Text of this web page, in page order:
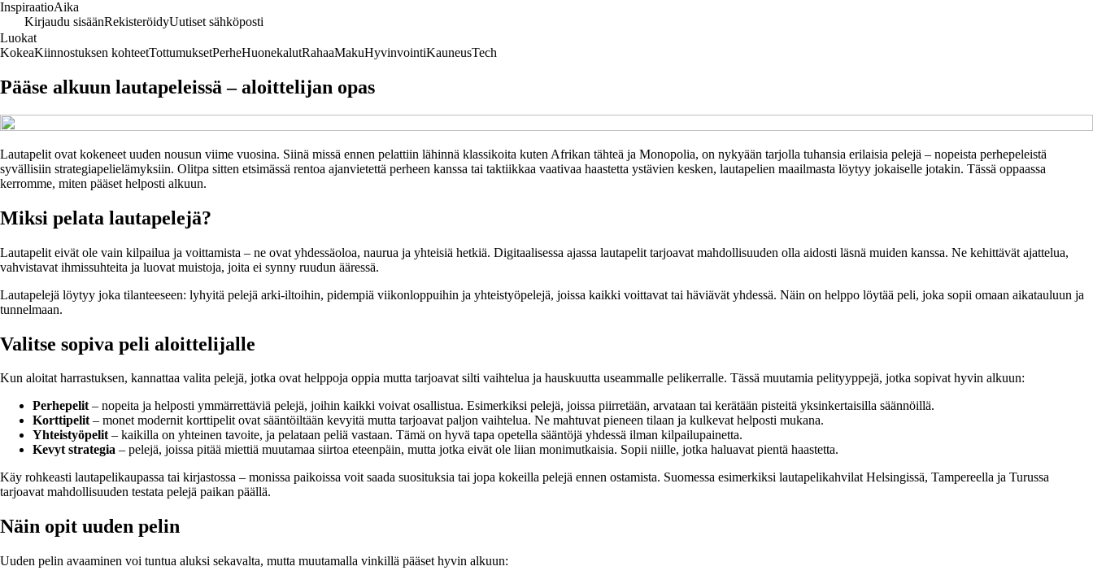
InspiraatioAika
Kirjaudu sisäänRekisteröidyUutiset sähköposti
Luokat
KokeaKiinnostuksen kohteetTottumuksetPerheHuonekalutRahaaMakuHyvinvointiKauneusTech
Pääse alkuun lautapeleissä – aloittelijan opas
Lautapelit ovat kokeneet uuden nousun viime vuosina. Siinä missä ennen pelattiin lähinnä klassikoita kuten Afrikan tähteä ja Monopolia, on nykyään tarjolla tuhansia erilaisia pelejä – nopeista perhepeleistä
syvällisiin strategiapelielämyksiin. Olitpa sitten etsimässä rentoa ajanvietettä perheen kanssa tai taktiikkaa vaativaa haastetta ystävien kesken, lautapelien maailmasta löytyy jokaiselle jotakin. Tässä oppaassa
kerromme, miten pääset helposti alkuun.
Miksi pelata lautapelejä?
Lautapelit eivät ole vain kilpailua ja voittamista – ne ovat yhdessäoloa, naurua ja yhteisiä hetkiä. Digitaalisessa ajassa lautapelit tarjoavat mahdollisuuden olla aidosti läsnä muiden kanssa. Ne kehittävät ajattelua,
vahvistavat ihmissuhteita ja luovat muistoja, joita ei synny ruudun ääressä.
Lautapelejä löytyy joka tilanteeseen: lyhyitä pelejä arki-iltoihin, pidempiä viikonloppuihin ja yhteistyöpelejä, joissa kaikki voittavat tai häviävät yhdessä. Näin on helppo löytää peli, joka sopii omaan aikatauluun ja
tunnelmaan.
Valitse sopiva peli aloittelijalle
Kun aloitat harrastuksen, kannattaa valita pelejä, jotka ovat helppoja oppia mutta tarjoavat silti vaihtelua ja hauskuutta useammalle pelikerralle. Tässä muutamia pelityyppejä, jotka sopivat hyvin alkuun:
Perhepelit– nopeita ja helposti ymmärrettäviä pelejä, joihin kaikki voivat osallistua. Esimerkiksi pelejä, joissa piirretään, arvataan tai kerätään pisteitä yksinkertaisilla säännöillä.
Korttipelit– monet modernit korttipelit ovat sääntöiltään kevyitä mutta tarjoavat paljon vaihtelua. Ne mahtuvat pieneen tilaan ja kulkevat helposti mukana.
Yhteistyöpelit– kaikilla on yhteinen tavoite, ja pelataan peliä vastaan. Tämä on hyvä tapa opetella sääntöjä yhdessä ilman kilpailupainetta.
Kevyt strategia – pelejä, joissa pitää miettiä muutamaa siirtoa eteenpäin, mutta jotka eivät ole liian monimutkaisia. Sopii niille, jotka haluavat pientä haastetta.
Käy rohkeasti lautapelikaupassa tai kirjastossa – monissa paikoissa voit saada suosituksia tai jopa kokeilla pelejä ennen ostamista. Suomessa esimerkiksi lautapelikahvilat Helsingissä, Tampereella ja Turussa
tarjoavat mahdollisuuden testata pelejä paikan päällä.
Näin opit uuden pelin
Uuden pelin avaaminen voi tuntua aluksi sekavalta, mutta muutamalla vinkillä pääset hyvin alkuun: